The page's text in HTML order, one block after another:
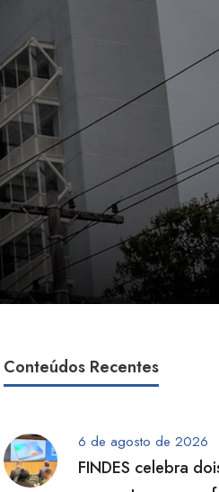
Conteúdos Recentes
6 de agosto de 2026
FINDES celebra